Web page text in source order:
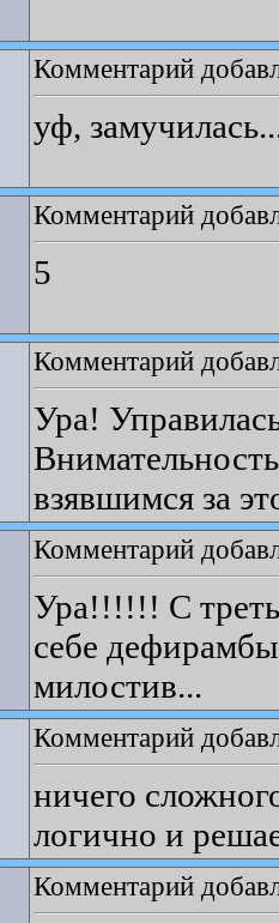
Комментарий
уф,
Комментарий
5
Комментарий
Ура!
взявшимся за
Комментарий
Ура!!!!!! С
себе
милостив...
Комментарий
ничего
логично и
Комментарий